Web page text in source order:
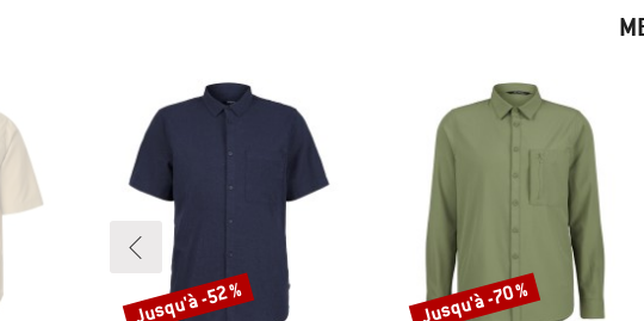
Remise
Jusqu'à -52 % Remise
Jusqu'à -70 %